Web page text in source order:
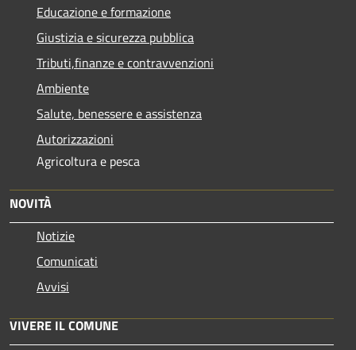
Educazione e formazione
Giustizia e sicurezza pubblica
Tributi,finanze e contravvenzioni
Ambiente
Salute, benessere e assistenza
Autorizzazioni
Agricoltura e pesca
NOVITÀ
Notizie
Comunicati
Avvisi
VIVERE IL COMUNE